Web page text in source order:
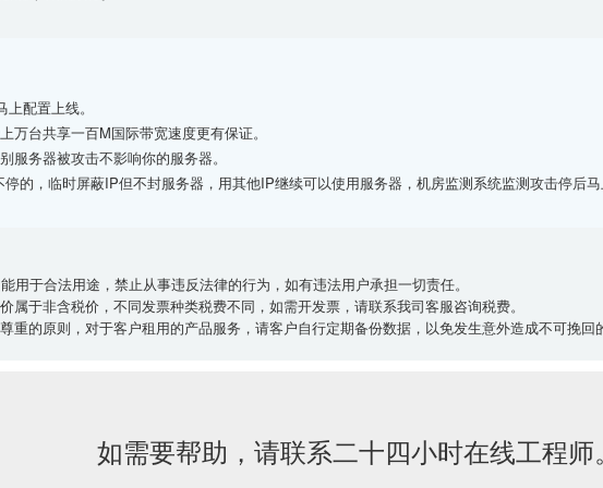
配置上线。
万台共享一百M国际带宽速度更有保证。
服务器被攻击不影响你的服务器。
停的，临时屏蔽IP但不封服务器，用其他IP继续可以使用服务器，机房监测系统监测攻击停后马
用于合法用途，禁止从事违反法律的行为，如有违法用户承担一切责任。
属于非含税价，不同发票种类税费不同，如需开发票，请联系我司客服咨询税费。
重的原则，对于客户租用的产品服务，请客户自行定期备份数据，以免发生意外造成不可挽回
如需要帮助，请联系二十四小时在线工程师。